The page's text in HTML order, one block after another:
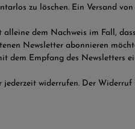
zu löschen. Ein Versand
dem Nachweis im Fall,
Newsletter abonnieren
dem Empfang des Newsletters
widerrufen. Der